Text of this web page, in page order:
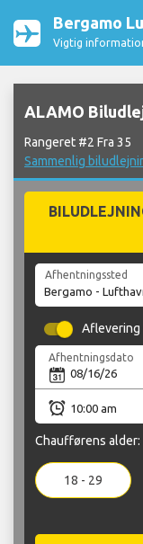
Bergamo
Vigtig
ALAMO
Rangeret #2 Fra 35
Sammenlig
Afhentningssted
Aflevering
Afhentningsdato
Chaufførens alder:
18 - 29